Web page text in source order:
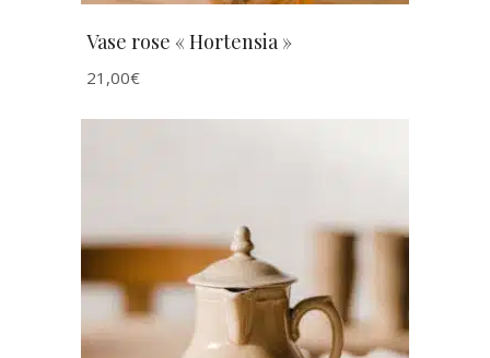
Vase rose « Hortensia »
21,00€
AJOUTER AU PANIER